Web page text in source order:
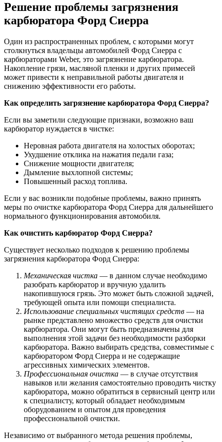
Решение проблемы загрязнения
карбюратора Форд Сиерра
Один из распространенных проблем, с которыми могут
столкнуться владельцы автомобилей Форд Сиерра с
карбюраторами Weber, это загрязнение карбюратора.
Накопление грязи, масляной пленки и других примесей
может привести к неправильной работы двигателя и
снижению эффективности его работы.
Как определить загрязнение карбюратора Форд Сиерра?
Если вы заметили следующие признаки, возможно ваш
карбюратор нуждается в чистке:
Неровная работа двигателя на холостых оборотах;
Ухудшение отклика на нажатия педали газа;
Снижение мощности двигателя;
Дымление выхлопной системы;
Повышенный расход топлива.
Если у вас возникли подобные проблемы, важно принять
меры по очистке карбюратора Форд Сиерра для дальнейшего
нормального функционирования автомобиля.
Как очистить карбюратор Форд Сиерра?
Существует несколько подходов к решению проблемы
загрязнения карбюратора Форд Сиерра:
Механическая чистка — в данном случае необходимо
разобрать карбюратор и вручную удалить
накопившуюся грязь. Это может быть сложной задачей,
требующей опыта или помощи специалиста.
Использование специальных чистящих средств — на
рынке представлено множество средств для очистки
карбюратора. Они могут быть предназначены для
выполнения этой задачи без необходимости разборки
карбюратора. Важно выбирать средства, совместимые с
карбюратором Форд Сиерра и не содержащие
агрессивных химических элементов.
Профессиональная очистка — в случае отсутствия
навыков или желания самостоятельно проводить чистку
карбюратора, можно обратиться в сервисный центр или
к специалисту, который обладает необходимым
оборудованием и опытом для проведения
профессиональной очистки.
Независимо от выбранного метода решения проблемы,